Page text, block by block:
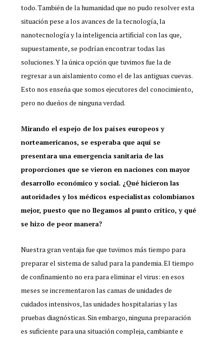
todo. También de la humanidad que no pudo resolver esta
situación pese a los avances de la tecnología, la
nanotecnología y la inteligencia artificial con las que,
supuestamente, se podrían encontrar todas las
soluciones. Y la única opción que tuvimos fue la de
regresar a un aislamiento como el de las antiguas cuevas.
Esto nos enseña que somos ejecutores del conocimiento,
pero no dueños de ninguna verdad.
Mirando el espejo de los países europeos y
norteamericanos, se esperaba que aquí se
presentara una emergencia sanitaria de las
proporciones que se vieron en naciones con mayor
desarrollo económico y social. ¿Qué hicieron las
autoridades y los médicos especialistas colombianos
mejor, puesto que no llegamos al punto crítico, y qué
se hizo de peor manera?
Nuestra gran ventaja fue que tuvimos más tiempo para
preparar el sistema de salud para la pandemia. El tiempo
de confinamiento no era para eliminar el virus: en esos
meses se incrementaron las camas de unidades de
cuidados intensivos, las unidades hospitalarias y las
pruebas diagnósticas. Sin embargo, ninguna preparación
es suficiente para una situación compleja, cambiante e